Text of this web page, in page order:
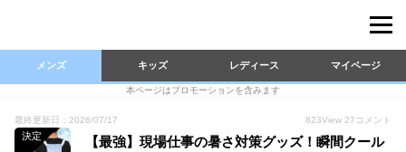
メンズ キッズ レディース マイページ
本ページはプロモーションを含みます
最終更新日：2026/07/17 823View 27 コメント
決定
【最強】現場仕事の暑さ対策グッズ！瞬間クール